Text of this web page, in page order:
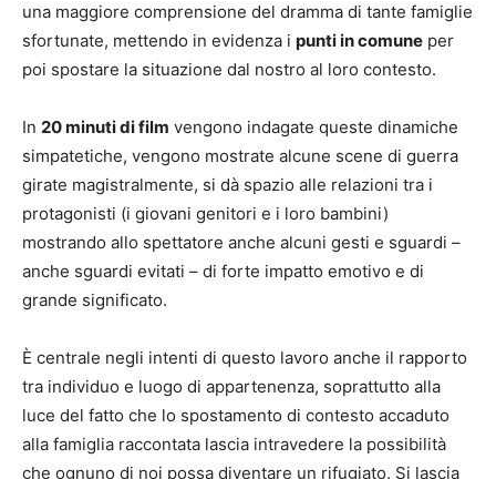
una maggiore comprensione del dramma di tante famiglie
sfortunate, mettendo in evidenza i punti in comune per
poi spostare la situazione dal nostro al loro contesto.
In 20 minuti di film vengono indagate queste dinamiche
simpatetiche, vengono mostrate alcune scene di guerra
girate magistralmente, si dà spazio alle relazioni tra i
protagonisti (i giovani genitori e i loro bambini)
mostrando allo spettatore anche alcuni gesti e sguardi –
anche sguardi evitati – di forte impatto emotivo e di
grande significato.
È centrale negli intenti di questo lavoro anche il rapporto
tra individuo e luogo di appartenenza, soprattutto alla
luce del fatto che lo spostamento di contesto accaduto
alla famiglia raccontata lascia intravedere la possibilità
che ognuno di noi possa diventare un rifugiato. Si lascia